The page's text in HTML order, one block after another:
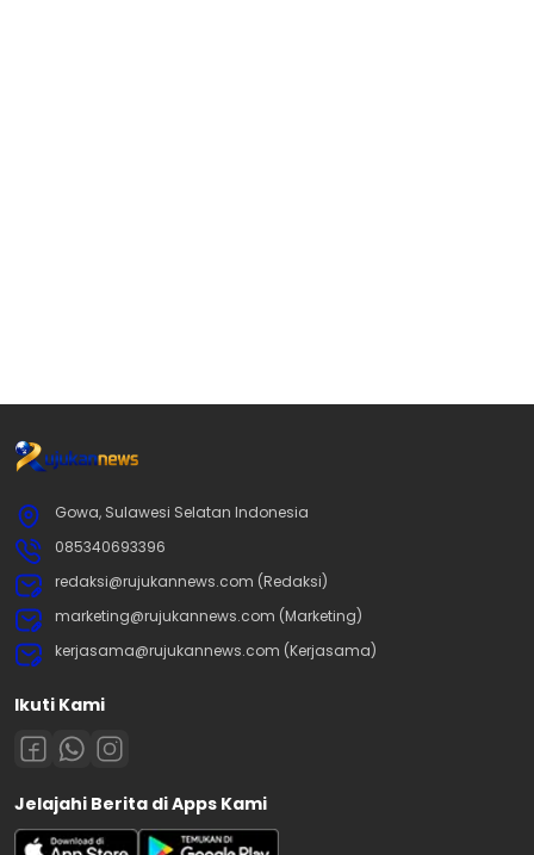
Gowa, Sulawesi Selatan Indonesia
085340693396
redaksi@rujukannews.com (Redaksi)
marketing@rujukannews.com (Marketing)
kerjasama@rujukannews.com (Kerjasama)
Ikuti Kami
Jelajahi Berita di Apps Kami